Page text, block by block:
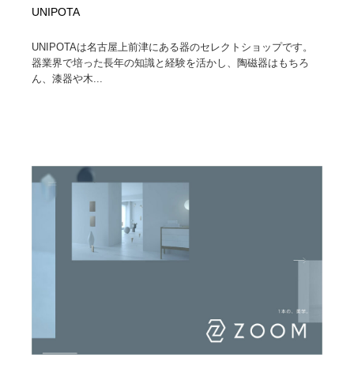
UNIPOTA
UNIPOTAは名古屋上前津にある器のセレクトショップです。
器業界で培った長年の知識と経験を活かし、陶磁器はもちろ
ん、漆器や木...